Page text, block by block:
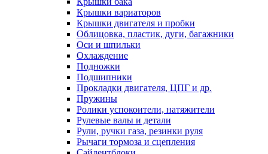
Крышки вариаторов
Крышки двигателя и пробки
Облицовка, пластик, дуги, багажники
Оси и шпильки
Охлаждение
Подножки
Подшипники
Прокладки двигателя, ЦПГ и др.
Пружины
Ролики успокоители, натяжители
Рулевые валы и детали
Рули, ручки газа, резинки руля
Рычаги тормоза и сцепления